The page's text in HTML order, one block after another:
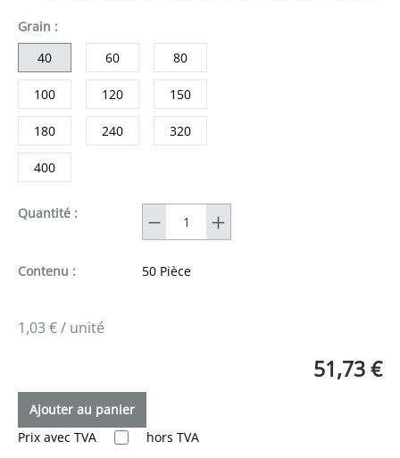
Grain sélectionner
:
40
60 80
100 120 150
180 240 320
400
Quantité :
Contenu : 50 Pièce
1,03 € / unité
51,73 €
Ajouter au panier
Prix avec TVA
hors TVA